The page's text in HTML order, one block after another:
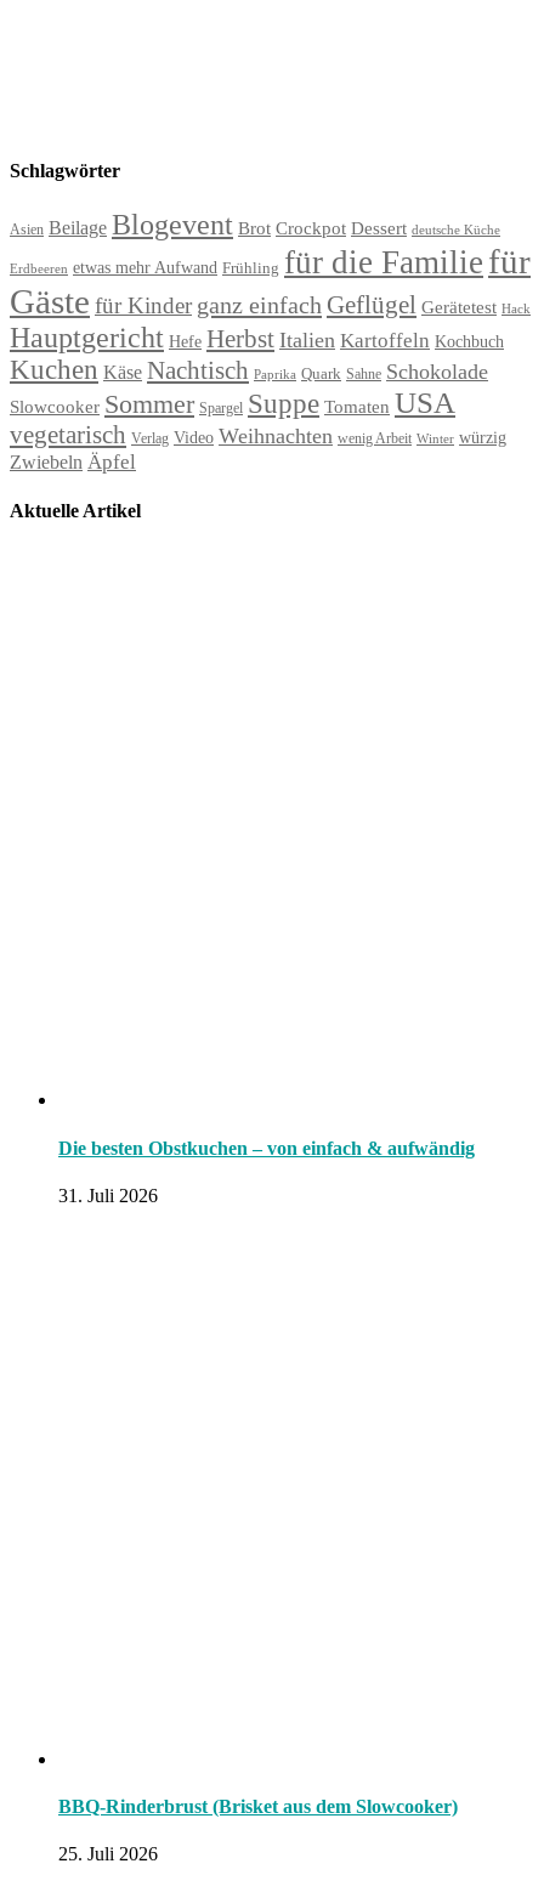
Schlagwörter
Asien Beilage Blogevent Brot Crockpot Dessert deutsche Küche
Erdbeeren etwas mehr Aufwand Frühling für die Familie für
Gäste für Kinder ganz einfach Geflügel Gerätetest Hack
Hauptgericht Hefe Herbst Italien Kartoffeln Kochbuch
Kuchen Käse Nachtisch Paprika Quark Sahne Schokolade
Slowcooker Sommer Spargel Suppe Tomaten USA
vegetarisch Verlag Video Weihnachten wenig Arbeit Winter würzig
Zwiebeln Äpfel
Aktuelle Artikel
Die besten Obstkuchen – von einfach & aufwändig
31. Juli 2026
BBQ-Rinderbrust (Brisket aus dem Slowcooker)
25. Juli 2026